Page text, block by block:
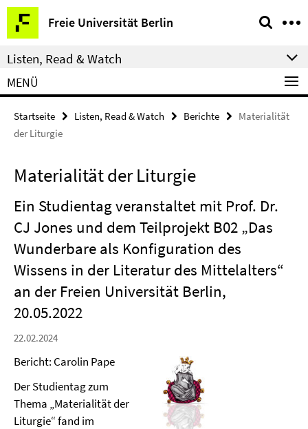
Springe
direkt
zu
Inhalt
Freie Universität Berlin
Service-
Navigation
Listen, Read & Watch
MENÜ
Startseite Listen, Read & Watch Berichte
Materialität
der Liturgie
Materialität der Liturgie
Ein Studientag veranstaltet mit Prof. Dr.
CJ Jones und dem Teilprojekt B02 „Das
Wunderbare als Konfiguration des
Wissens in der Literatur des Mittelalters“
an der Freien Universität Berlin,
20.05.2022
22.02.2024
Bericht: Carolin Pape
Der Studientag zum
Thema „Materialität der
Liturgie“ fand im